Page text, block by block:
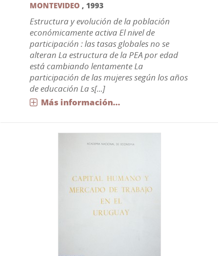
MONTEVIDEO , 1993
Estructura y evolución de la población
económicamente activa El nivel de
participación : las tasas globales no se
alteran La estructura de la PEA por edad
está cambiando lentamente La
participación de las mujeres según los años
de educación La s[...]
Más información...